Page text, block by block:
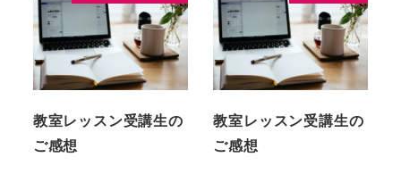
教室レッスン受講生の
ご感想
教室レッスン受講生の
ご感想